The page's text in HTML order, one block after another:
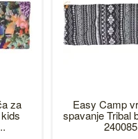
za Easy Camp
spavanje Tribal
240085